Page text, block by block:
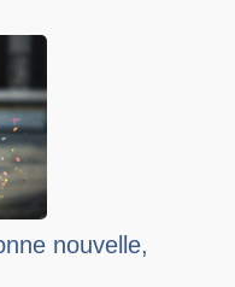
nouvelle,